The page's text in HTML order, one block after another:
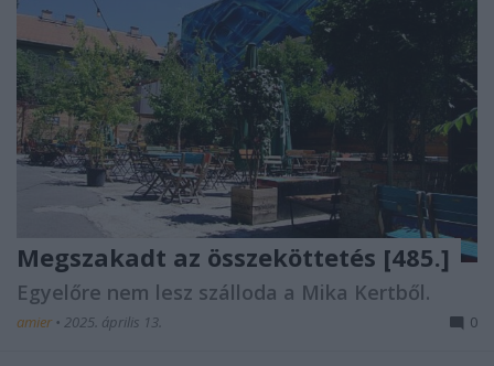
Megszakadt az összeköttetés [485.]
Egyelőre nem lesz szálloda a Mika Kertből.
amier • 2025. április 13. 0